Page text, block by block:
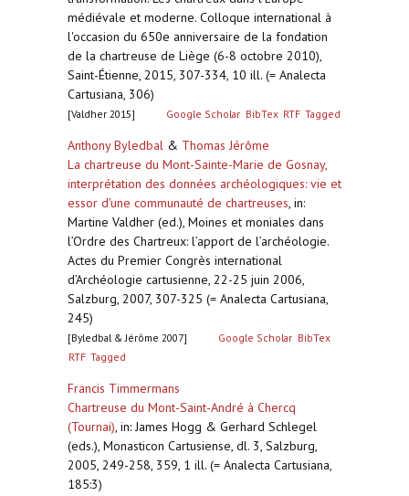
médiévale et moderne. Colloque international à
l'occasion du 650e anniversaire de la fondation
de la chartreuse de Liège (6-8 octobre 2010),
Saint-Étienne, 2015, 307-334, 10 ill. (= Analecta
Cartusiana, 306)
[Valdher 2015] Google Scholar BibTex RTF Tagged
Anthony Byledbal & Thomas Jérôme
La chartreuse du Mont-Sainte-Marie de Gosnay,
interprétation des données archéologiques: vie et
essor d'une communauté de chartreuses, in:
Martine Valdher (ed.), Moines et moniales dans
l’Ordre des Chartreux: l’apport de l’archéologie.
Actes du Premier Congrès international
d’Archéologie cartusienne, 22-25 juin 2006,
Salzburg, 2007, 307-325 (= Analecta Cartusiana,
245)
[Byledbal & Jérôme 2007] Google Scholar BibTex
RTF Tagged
Francis Timmermans
Chartreuse du Mont-Saint-André à Chercq
(Tournai), in: James Hogg & Gerhard Schlegel
(eds.), Monasticon Cartusiense, dl. 3, Salzburg,
2005, 249-258, 359, 1 ill. (= Analecta Cartusiana,
185:3)